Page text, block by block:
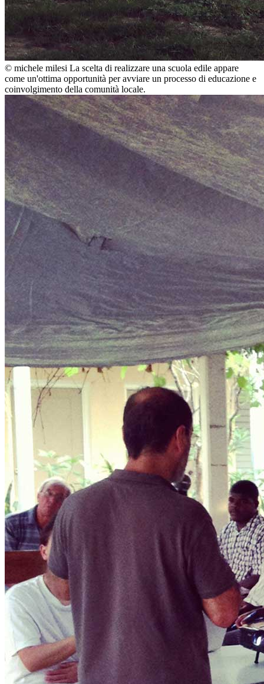
© michele milesi La scelta di realizzare una scuola edile appare
come un'ottima opportunità per avviare un processo di educazione e
coinvolgimento della comunità locale.